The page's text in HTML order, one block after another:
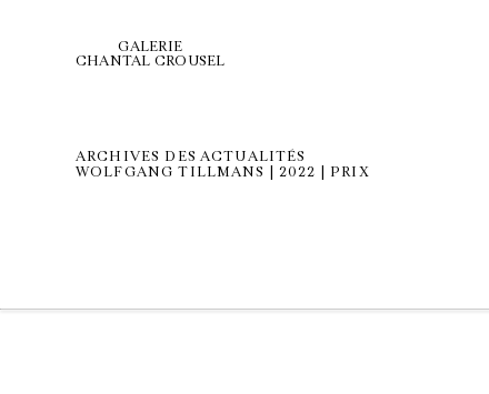
GALERIE
CHANTAL CROUSEL
ARCHIVES DES ACTUALITÉS
WOLFGANG TILLMANS | 2022 | PRIX